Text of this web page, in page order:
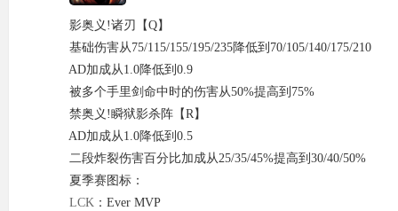
影奥义!诸刃【Q】
基础伤害从75/115/155/195/235降低到70/105/140/175/210
AD加成从1.0降低到0.9
被多个手里剑命中时的伤害从50%提高到75%
禁奥义!瞬狱影杀阵【R】
AD加成从1.0降低到0.5
二段炸裂伤害百分比加成从25/35/45%提高到30/40/50%
夏季赛图标：
LCK ：Ever MVP